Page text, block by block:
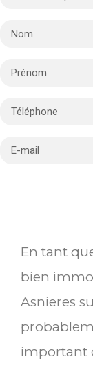
En tant
bien
Asnieres
important